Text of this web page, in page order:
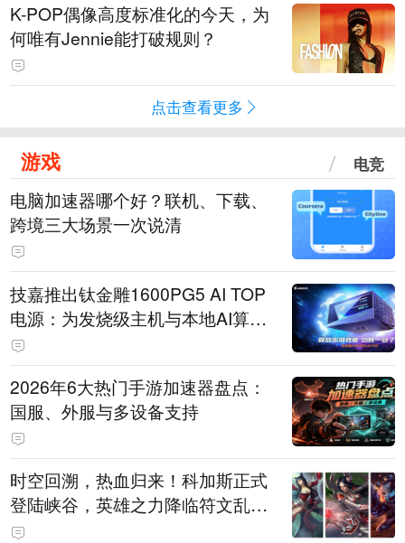
K-POP偶像高度标准化的今天，为
何唯有Jennie能打破规则？
点击查看更多
游戏 电竞
电脑加速器哪个好？联机、下载、
跨境三大场景一次说清
技嘉推出钛金雕1600PG5 AI TOP
电源：为发烧级主机与本地AI算力
打造旗舰供电方案
2026年6大热门手游加速器盘点：
国服、外服与多设备支持
时空回溯，热血归来！科加斯正式
登陆峡谷，英雄之力降临符文乱
斗！